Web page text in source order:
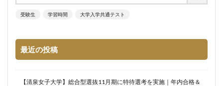
受験生 学習時間 大学入学共通テスト
最近の投稿
【清泉女子大学】総合型選抜11月期に特待選考を実施｜年内合格＆